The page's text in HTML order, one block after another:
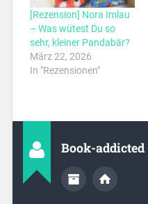
[Rezension] Nora Imlau
– Was wütest Du so
sehr, kleiner Pandabär?
März 22, 2026
In "Rezensionen"
Book-addicted